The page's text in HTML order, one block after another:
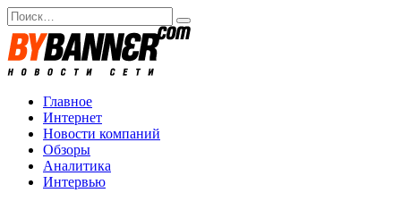
Перейти
к
содержанию
Search
for:
Главное
Интернет
Новости компаний
Обзоры
Аналитика
Интервью